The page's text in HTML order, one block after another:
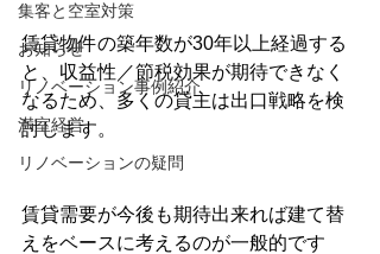
集客と空室対策
お知らせ
リノベーション事例紹介
満室経営
リノベーションの疑問
賃貸物件の築年数が30年以上経過する
と、収益性／節税効果が期待できなく
なるため、多くの貸主は出口戦略を検
討します。
賃貸需要が今後も期待出来れば建て替
えをベースに考えるのが一般的です